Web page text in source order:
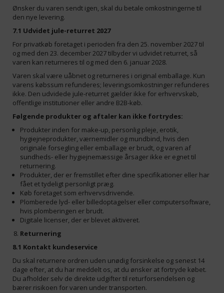
Ønsker du varen sendt igen, skal du betale omkostningerne til
den nye levering.
7.1 Udvidet jule-returret 2027
For privatkøb foretaget i perioden fra den 25. november 2027 til
og med den 23. december 2027 tilbyder vi udvidet returret, så
varen kan returneres til og med den 6. januar 2028.
Varen skal være uåbnet og returneres i original emballage. Kun
varens købssum refunderes; leveringsomkostninger refunderes
ikke. Den udvidede jule-returret gælder ikke for erhvervskøb,
offentlige institutioner eller andre B2B-køb.
Følgende produkter og aftaler kan ikke fortrydes:
Produkter inden for make-up, personlig pleje, erotik,
hygiejneprodukter, værnemidler og mundbind, hvis den
originale forsegling eller emballage er brudt, og varen af
sundheds- eller hygiejnemæssige årsager ikke er egnet til
returnering.
Produkter, der er fremstillet efter dine specifikationer eller har
fået et tydeligt personligt præg.
Køb foretaget som erhvervsdrivende.
Plomberede lyd- eller billedoptagelser eller computersoftware,
hvis plomberingen er brudt.
Digitale licenser, der er blevet aktiveret.
Returnering
8.1 Kontakt kundeservice
Du skal returnere ordren uden unødig forsinkelse og senest 14
dage efter, at du har meddelt os, at du ønsker at fortryde købet.
Du afholder selv de direkte udgifter til returforsendelsen og
bærer risikoen for varen under transporten.